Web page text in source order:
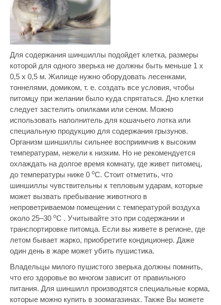
Для содержания шиншиллы подойдет клетка, размеры
которой для одного зверька не должны быть меньше 1 х
0,5 х 0,5 м. Жилище нужно оборудовать лесенками,
тоннелями, домиком, т. е. создать все условия, чтобы
питомцу при желании было куда спрятаться. Дно клетки
следует застелить опилками или сеном. Можно
использовать наполнитель для кошачьего лотка или
специальную продукцию для содержания грызунов.
Организм шиншиллы сильнее восприимчив к высоким
температурам, нежели к низким. Но не рекомендуется
охлаждать на долгое время комнату, где живет питомец,
до температуры ниже 0 oC. Стоит отметить, что
шиншиллы чувствительны к тепловым ударам, которые
может вызвать пребывание животного в
непроветриваемом помещении с температурой воздуха
около 25–30 oC . Учитывайте это при содержании и
транспортировке питомца. Если вы живете в регионе, где
летом бывает жарко, приобретите кондиционер. Даже
один день в жаре может убить пушистика.
Владельцы милого пушистого зверька должны помнить,
что его здоровье во многом зависит от правильного
питания. Для шиншилл производятся специальные корма,
которые можно купить в зоомагазинах. Также Вы можете